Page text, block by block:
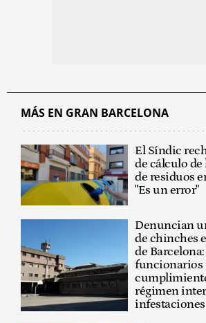
MÁS EN GRAN BARCELONA
El Síndic
de cálculo de
de residuos
"Es un error"
Denuncian
de chinches
de
funcionarios
régimen
infestaciones